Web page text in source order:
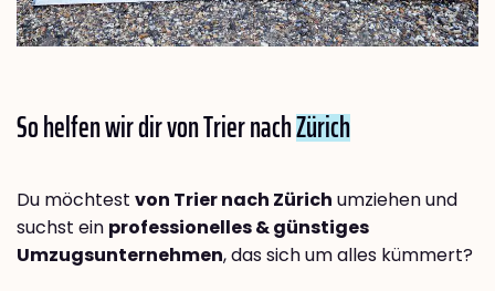
So helfen wir dir von Trier nachZürich
Du möchtest von Trier nach Zürich umziehen und
suchst ein professionelles & günstiges
Umzugsunternehmen, das sich um alles kümmert?